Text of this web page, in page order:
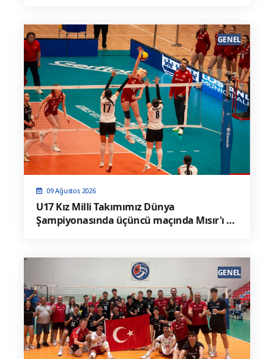
09 Ağustos 2026
U17 Kız Milli Takımımız Dünya
Şampiyonasında üçüncü maçında Mısır'ı 3-
GENEL
GENEL